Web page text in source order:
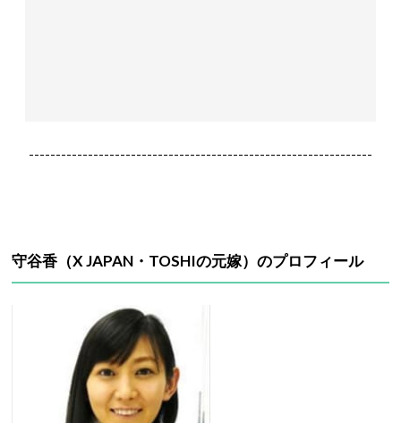
----------------------------------------------------------------
守谷香（X JAPAN・TOSHIの元嫁）のプロフィール